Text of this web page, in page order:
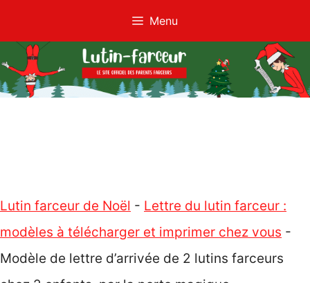
au
contenu
Menu
Lutin farceur de Noël - Lettre du lutin farceur :
modèles à télécharger et imprimer chez vous -
Modèle de lettre d’arrivée de 2 lutins farceurs